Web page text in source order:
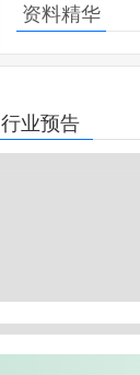
资料精华
行业预告